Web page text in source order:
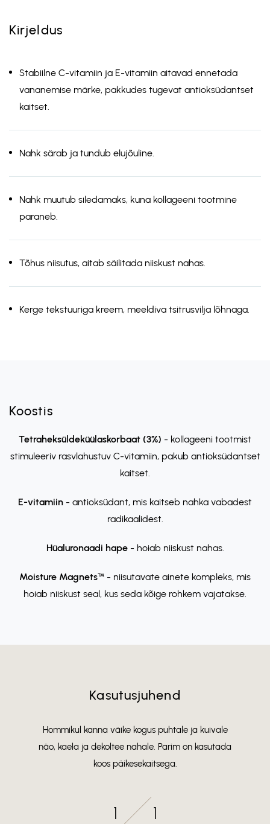
Kirjeldus
Stabiilne C-vitamiin ja E-vitamiin aitavad ennetada
vananemise märke, pakkudes tugevat antioksüdantset
kaitset.
Nahk särab ja tundub elujõuline.
Nahk muutub siledamaks, kuna kollageeni tootmine
paraneb.
Tõhus niisutus, aitab säilitada niiskust nahas.
Kerge tekstuuriga kreem, meeldiva tsitrusvilja lõhnaga.
Koostis
Tetraheksüldeküülaskorbaat (3%) - kollageeni tootmist
stimuleeriv rasvlahustuv C-vitamiin, pakub antioksüdantset
kaitset.
E-vitamiin - antioksüdant, mis kaitseb nahka vabadest
radikaalidest.
Hüaluronaadi hape- hoiab niiskust nahas.
Moisture Magnets™ - niisutavate ainete kompleks, mis
hoiab niiskust seal, kus seda kõige rohkem vajatakse.
Kasutusjuhend
Hommikul kanna väike kogus puhtale ja kuivale
näo, kaela ja dekoltee nahale. Parim on kasutada
koos päikesekaitsega.
1 1